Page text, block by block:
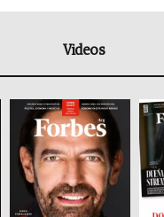
Videos